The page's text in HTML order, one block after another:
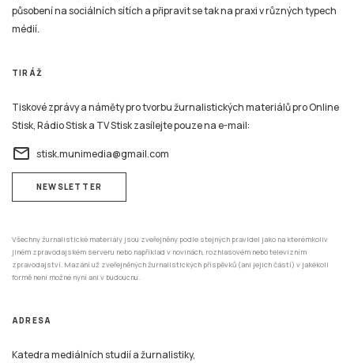
působení na sociálních sítích a připravit se tak na praxi v různých typech
médií.
TIRÁŽ
Tiskové zprávy a náměty pro tvorbu žurnalistických materiálů pro Online
Stisk, Rádio Stisk a TV Stisk zasílejte pouze na e-mail:
email stisk.munimedia@gmail.com
NEWSLETTER
Všechny žurnalistické materiály jsou zveřejněny podle stejných pravidel jako na kterémkoliv
jiném zpravodajském serveru nebo například v novinách, rozhlasovém nebo televizním
zpravodajství. Mazání už zveřejněných žurnalistických příspěvků (ani jejich částí) v jakékoli
formě není možné nyní ani v budoucnu.
ADRESA
Katedra mediálních studií a žurnalistiky,